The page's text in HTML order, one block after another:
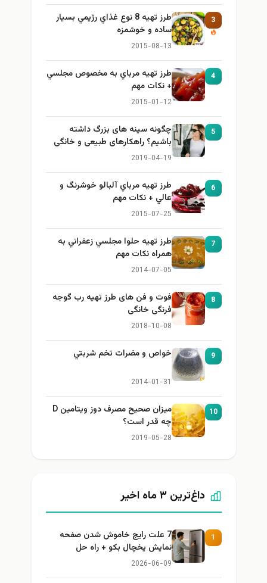
3
طرز تهيه 8 نوع غذاي رژيمي بسيار
ساده و خوشمزه
2015-08-13
4
طرز تهيه مرباي به مخصوص مجلسي
+ نكات مهم
2015-01-12
5
چگونه سینه های بزرگ داشته
باشیم؟ راهکارهای طبیعی و خانگی
برای بزرگ کردن سینه
2019-04-19
6
طرز تهيه مرباي آلبالو خوشرنگ و
عالي + نكات مهم
2015-07-25
7
طرز تهيه حلوا مجلسي زعفراني به
همراه نكات مهم
2014-07-05
8
فوت و فن های طرز تهیه رب گوجه
فرنگی خانگی
2018-10-08
9 خواص و مضرات تخم شربتي
2014-01-31
10
میزان صحیح مصرف دوز ویتامین D
چه قدر است؟
2019-05-28
داغ‌ترین ۳ ماه اخیر
1
7 علت رایج خاموش شدن صفحه
نمایش یخچال بکو + راه حل
2026-06-09